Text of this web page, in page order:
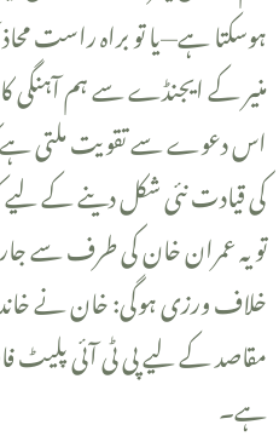
ہوسکتا ہے—یا تو براہ راست
منیر کے ایجنڈے سے ہم آہنگی
اس دعوے سے تقویت ملتی ہے کہ
کی قیادت نئی شکل دینے کے
تو یہ عمران خان کی طرف سے
خلاف ورزی ہوگی: خان نے
مقاصد کے لیے پی ٹی آئی پلیٹ
ہے۔